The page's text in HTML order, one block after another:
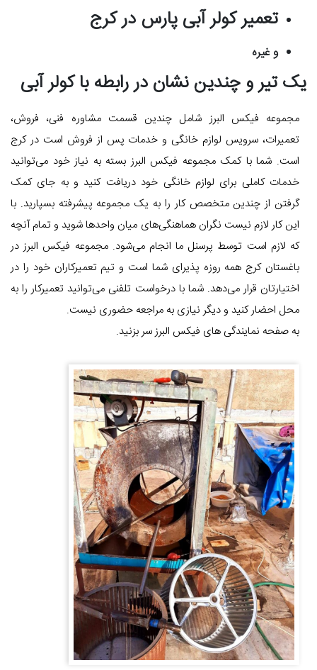
تعمیر کولر آبی پارس در کرج
و غیره
یک تیر و چندین نشان در رابطه با کولر آبی
مجموعه فیکس البرز شامل چندین قسمت مشاوره فنی، فروش،
تعمیرات، سرویس لوازم خانگی و خدمات پس از فروش است در کرج
است. شما با کمک مجموعه فیکس البرز بسته به نیاز خود می‌توانید
خدمات کاملی برای لوازم خانگی خود دریافت کنید و به جای کمک
گرفتن از چندین متخصص کار را به یک مجموعه پیشرفته بسپارید. با
این کار لازم نیست نگران هماهنگی‌های میان واحدها شوید و تمام آنچه
که لازم است توسط پرسنل ما انجام می‌شود. مجموعه فیکس البرز در
باغستان کرج همه روزه پذیرای شما است و تیم تعمیرکاران خود را در
اختیارتان قرار می‌دهد. شما با درخواست تلفنی می‌توانید تعمیرکار را به
محل احضار کنید و دیگر نیازی به مراجعه حضوری نیست.
به صفحه نمایندگی های فیکس البرز سر بزنید.